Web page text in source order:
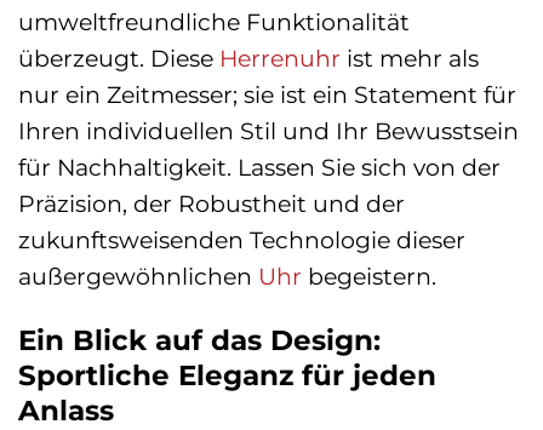
umweltfreundliche Funktionalität
überzeugt. Diese Herrenuhr ist mehr als
nur ein Zeitmesser; sie ist ein Statement für
Ihren individuellen Stil und Ihr Bewusstsein
für Nachhaltigkeit. Lassen Sie sich von der
Präzision, der Robustheit und der
zukunftsweisenden Technologie dieser
außergewöhnlichen Uhr begeistern.
Ein Blick auf das Design:
Sportliche Eleganz für jeden
Anlass